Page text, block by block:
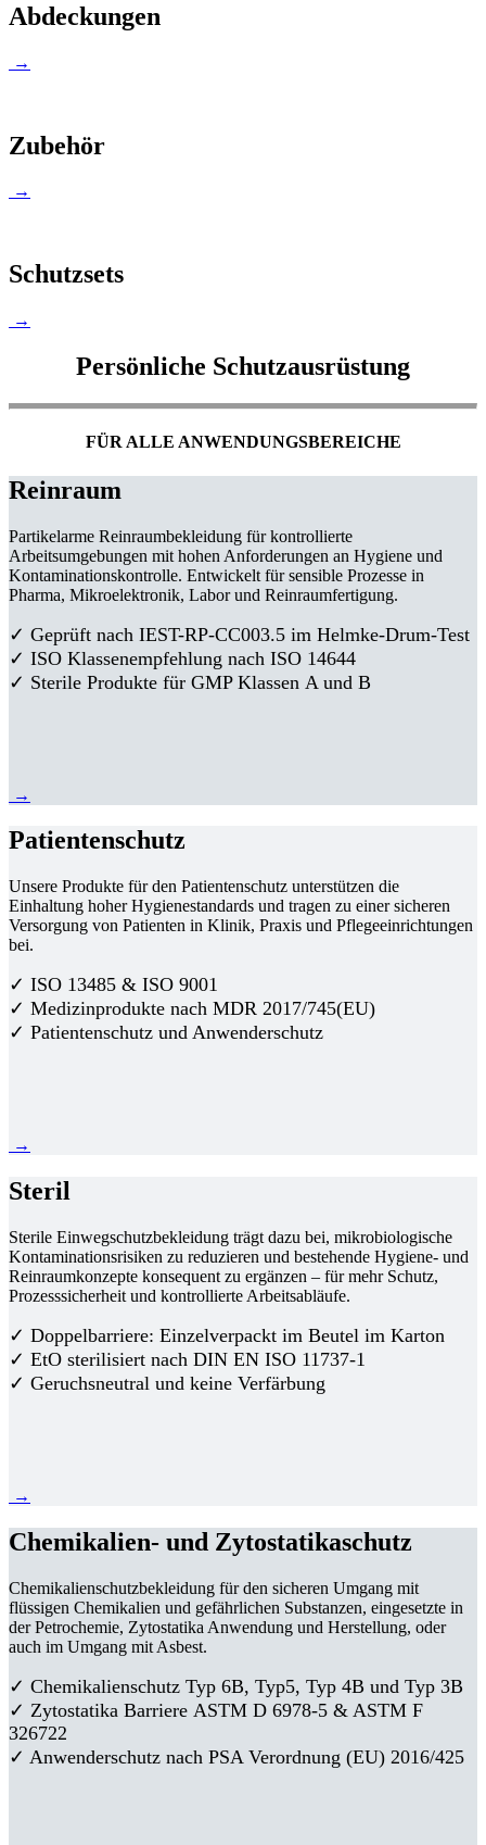
Abdeckungen
→
Zubehör
→
Schutzsets
→
Persönliche Schutzausrüstung
FÜR ALLE ANWENDUNGSBEREICHE
Reinraum
Partikelarme Reinraumbekleidung für kontrollierte
Arbeitsumgebungen mit hohen Anforderungen an Hygiene und
Kontaminationskontrolle. Entwickelt für sensible Prozesse in
Pharma, Mikroelektronik, Labor und Reinraumfertigung.
✓ Geprüft nach IEST-RP-CC003.5 im Helmke-Drum-Test
✓ ISO Klassenempfehlung nach ISO 14644
✓ Sterile Produkte für GMP Klassen A und B
→
Patientenschutz
Unsere Produkte für den Patientenschutz unterstützen die
Einhaltung hoher Hygienestandards und tragen zu einer sicheren
Versorgung von Patienten in Klinik, Praxis und Pflegeeinrichtungen
bei.
✓ ISO 13485 & ISO 9001
✓ Medizinprodukte nach MDR 2017/745(EU)
✓ Patientenschutz und Anwenderschutz
→
Steril
Sterile Einwegschutzbekleidung trägt dazu bei, mikrobiologische
Kontaminationsrisiken zu reduzieren und bestehende Hygiene- und
Reinraumkonzepte konsequent zu ergänzen – für mehr Schutz,
Prozesssicherheit und kontrollierte Arbeitsabläufe.
✓ Doppelbarriere: Einzelverpackt im Beutel im Karton
✓ EtO sterilisiert nach DIN EN ISO 11737-1
✓ Geruchsneutral und keine Verfärbung
→
Chemikalien- und Zytostatikaschutz
Chemikalienschutzbekleidung für den sicheren Umgang mit
flüssigen Chemikalien und gefährlichen Substanzen, eingesetzte in
der Petrochemie, Zytostatika Anwendung und Herstellung, oder
auch im Umgang mit Asbest.
✓ Chemikalienschutz Typ 6B, Typ5, Typ 4B und Typ 3B
✓ Zytostatika Barriere ASTM D 6978-5 & ASTM F
326722
✓ Anwenderschutz nach PSA Verordnung (EU) 2016/425